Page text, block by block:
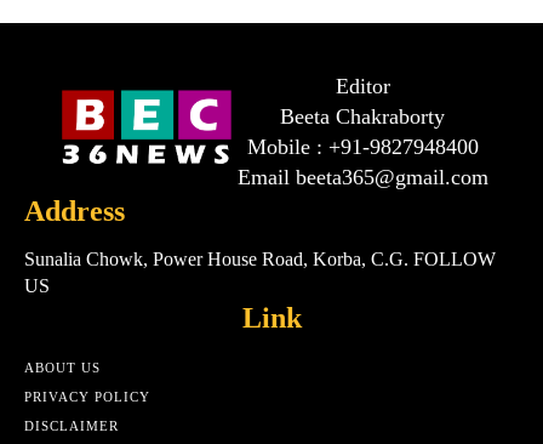
Editor
Beeta Chakraborty
Mobile : +91-9827948400
Email beeta365@gmail.com
Address
Sunalia Chowk, Power House Road, Korba, C.G. FOLLOW
US
Link
ABOUT US
PRIVACY POLICY
DISCLAIMER